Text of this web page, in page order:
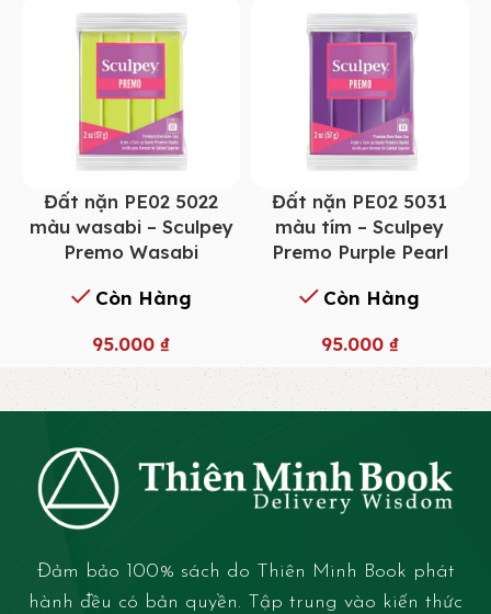
Đất nặn PE02 5022
màu wasabi – Sculpey
Premo Wasabi
Còn Hàng
95.000 ₫
Đất nặn PE02 5031
màu tím – Sculpey
Premo Purple Pearl
Còn Hàng
95.000 ₫
Đảm bảo 100% sách do Thiên Minh Book phát
hành đều có bản quyền. Tập trung vào kiến thức